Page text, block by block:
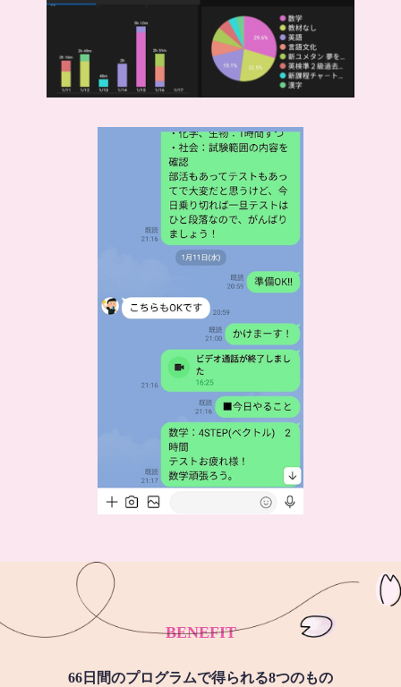
BENEFIT
66日間のプログラムで得られる8つのもの